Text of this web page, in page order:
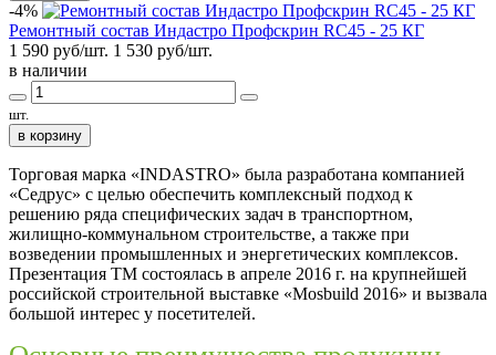
-4%
Ремонтный состав Индастро Профскрин RC45 - 25 КГ
1 590 руб/шт. 1 530 руб/шт.
в наличии
шт.
в корзину
Торговая марка «INDASTRO» была разработана компанией
«Седрус» с целью обеспечить комплексный подход к
решению ряда специфических задач в транспортном,
жилищно-коммунальном строительстве, а также при
возведении промышленных и энергетических комплексов.
Презентация ТМ состоялась в апреле 2016 г. на крупнейшей
российской строительной выставке «Mosbuild 2016» и вызвала
большой интерес у посетителей.